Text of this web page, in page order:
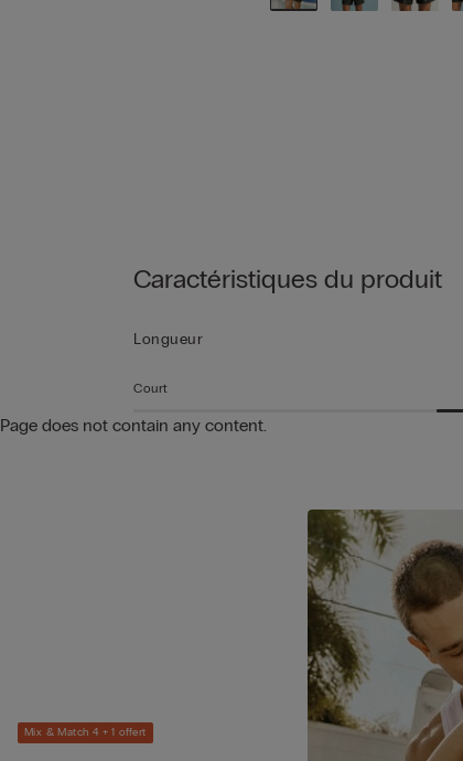
Caractéristiques du produit
Longueur
Court
Page does not contain any content.
Mix & Match 4 + 1 offert